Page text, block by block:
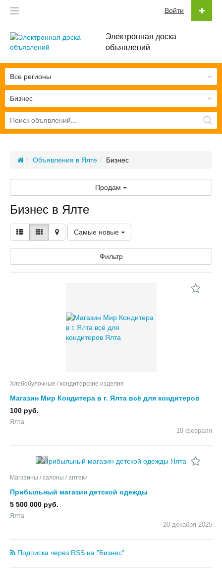
Электронная доска
объявлений
Войти
Бизнес
Все регионы
Объявления в Ялте Бизнес
Продам
Бизнес в Ялте
Самые новые
Фильтр
Хлебобулочные / кондитерские изделия
Магазин Мир Кондитера в г. Ялта всё для кондитеров
100 руб.
Ялта
19 февраля
3
Магазины / салоны / аптеки
Прибыльный магазин детской одежды
5 500 000 руб.
Ялта
20 декабря 2025
Подписка через RSS на "Бизнес"